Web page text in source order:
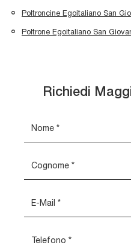
Poltroncine Egoitaliano San
Poltrone Egoitaliano San
Richiedi